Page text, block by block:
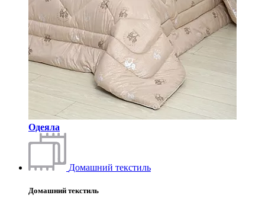
Одеяла
Домашний текстиль
Домашний текстиль